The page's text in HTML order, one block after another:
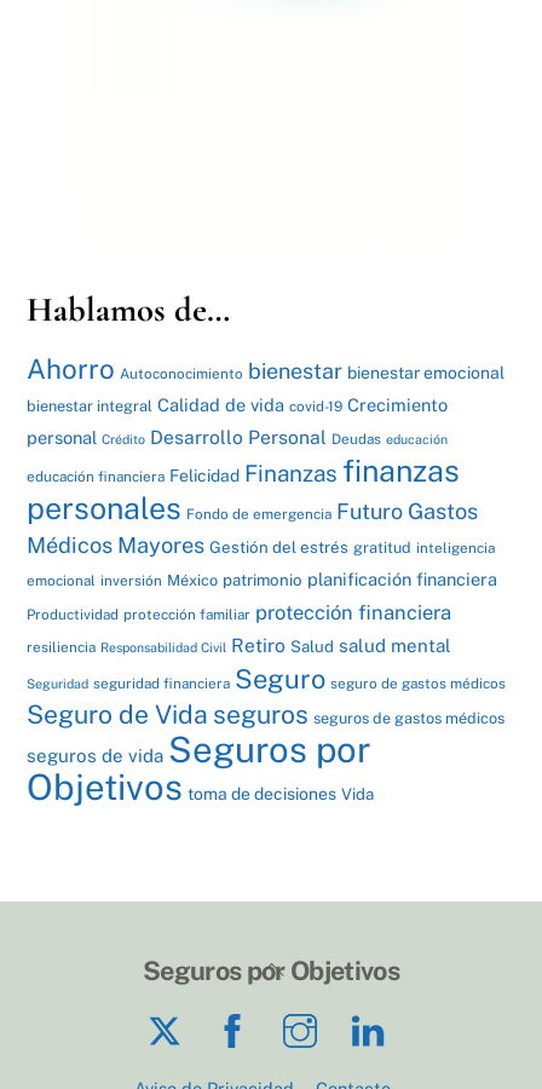
Hablamos de…
Ahorro Autoconocimiento bienestar bienestar emocional
bienestar integral Calidad de vida covid-19 Crecimiento
personal Crédito Desarrollo Personal Deudas educación
educación financiera Felicidad Finanzas finanzas
personales Fondo de emergencia Futuro Gastos
Médicos Mayores Gestión del estrés gratitud inteligencia
emocional inversión México patrimonio planificación financiera
Productividad protección familiar protección financiera
resiliencia Responsabilidad Civil Retiro Salud salud mental
Seguridad seguridad financiera Seguro seguro de gastos médicos
Seguro de Vida seguros seguros de gastos médicos
seguros de vida Seguros por
Objetivos toma de decisiones Vida
Back
Top
Seguros por Objetivos
Twitter Facebook Instagram